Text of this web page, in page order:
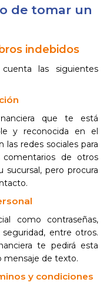
de tomar un
indebidos
las siguientes
que te está
y reconocida en el
redes sociales para
de otros
pero procura
como contraseñas,
entre otros.
te pedirá esta
mensaje de texto.
y condiciones